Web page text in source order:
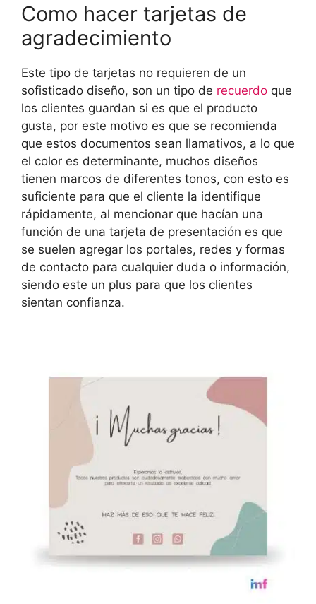
Como hacer tarjetas de
agradecimiento
Este tipo de tarjetas no requieren de un
sofisticado diseño, son un tipo de recuerdo que
los clientes guardan si es que el producto
gusta, por este motivo es que se recomienda
que estos documentos sean llamativos, a lo que
el color es determinante, muchos diseños
tienen marcos de diferentes tonos, con esto es
suficiente para que el cliente la identifique
rápidamente, al mencionar que hacían una
función de una tarjeta de presentación es que
se suelen agregar los portales, redes y formas
de contacto para cualquier duda o información,
siendo este un plus para que los clientes
sientan confianza.